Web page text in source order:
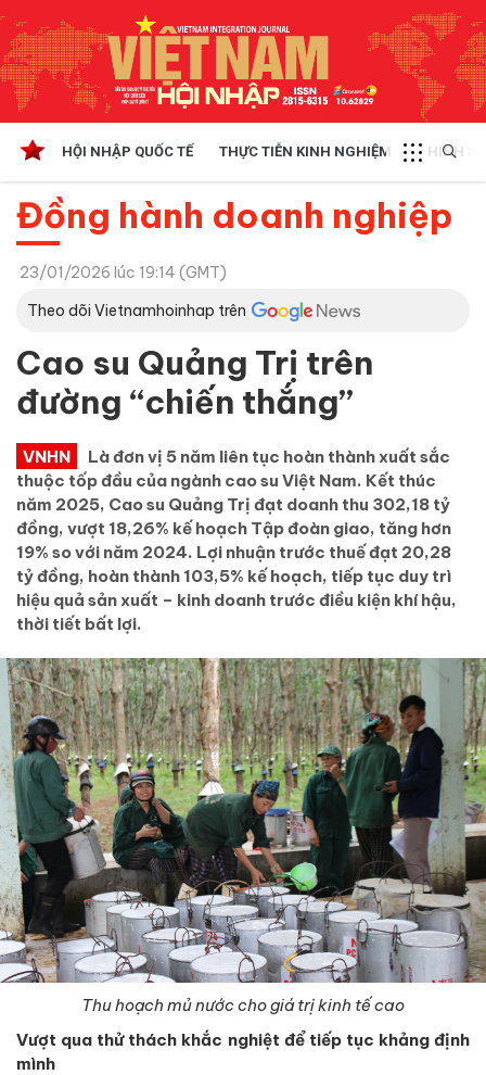
HỘI NHẬP QUỐC TẾ THỰC TIỄN KINH NGHIỆM CHÍNH
Đồng hành doanh nghiệp
23/01/2026 lúc 19:14 (GMT)
Theo dõi Vietnamhoinhap trên
Cao su Quảng Trị trên
đường “chiến thắng”
VNHN
Là đơn vị 5 năm liên tục hoàn thành xuất sắc
thuộc tốp đầu của ngành cao su Việt Nam. Kết thúc
năm 2025, Cao su Quảng Trị đạt doanh thu 302,18 tỷ
đồng, vượt 18,26% kế hoạch Tập đoàn giao, tăng hơn
19% so với năm 2024. Lợi nhuận trước thuế đạt 20,28
tỷ đồng, hoàn thành 103,5% kế hoạch, tiếp tục duy trì
hiệu quả sản xuất – kinh doanh trước điều kiện khí hậu,
thời tiết bất lợi.
Thu hoạch mủ nước cho giá trị kinh tế cao
Vượt qua thử thách khắc nghiệt để tiếp tục khảng định
mình